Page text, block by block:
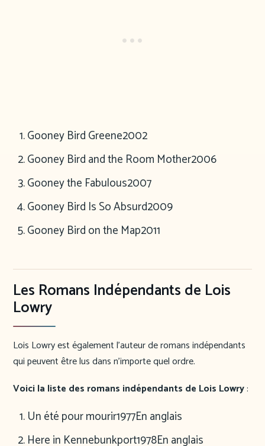
Gooney Bird Greene2002
Gooney Bird and the Room Mother2006
Gooney the Fabulous2007
Gooney Bird Is So Absurd2009
Gooney Bird on the Map2011
Les Romans Indépendants de Lois
Lowry
Lois Lowry est également l’auteur de romans indépendants
qui peuvent être lus dans n’importe quel ordre.
Voici la liste des romans indépendants de Lois Lowry:
Un été pour mourir1977En anglais
Here in Kennebunkport1978En anglais